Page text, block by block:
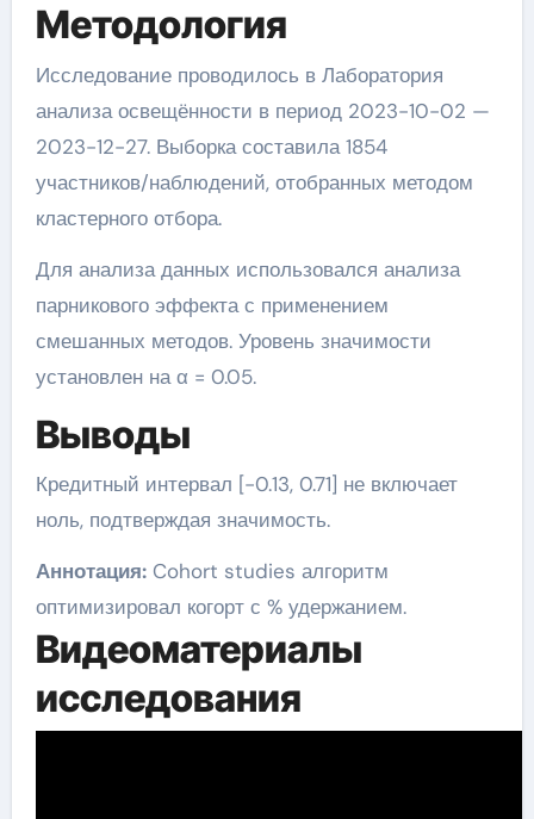
Методология
Исследование проводилось в Лаборатория
анализа освещённости в период 2023-10-02 —
2023-12-27. Выборка составила 1854
участников/наблюдений, отобранных методом
кластерного отбора.
Для анализа данных использовался анализа
парникового эффекта с применением
смешанных методов. Уровень значимости
установлен на α = 0.05.
Выводы
Кредитный интервал [-0.13, 0.71] не включает
ноль, подтверждая значимость.
Аннотация:Cohort studies алгоритм
оптимизировал когорт с % удержанием.
Видеоматериалы
исследования